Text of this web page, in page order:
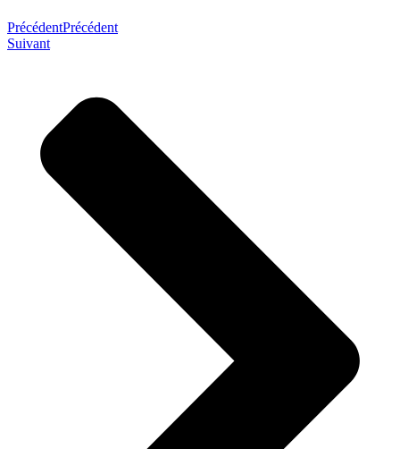
PrécédentPrécédent
Suivant